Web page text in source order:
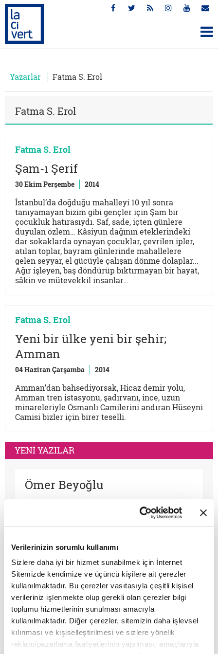
Verilerinizin sorumlu kullanımı
Sizlere daha iyi bir hizmet sunabilmek için İnternet
Sitemizde kendimize ve üçüncü kişilere ait çerezler
kullanılmaktadır. Bu çerezler vasıtasıyla çeşitli kişisel
verileriniz işlenmekte olup gerekli olan çerezler bilgi
toplumu hizmetlerinin sunulması amacıyla
kullanılmaktadır. Diğer çerezler, sitemizin daha işlevsel
kılınması ve kişiselleştirilmesi ve sizlere yönelik
reklam/pazarlama faaliyetlerinin yapılması, amaçlarıyla
Yazarlar Fatma S. Erol
Fatma S. Erol
Fatma S. Erol
Şam-ı Şerif
30 Ekim Perşembe 2014
İstanbul’da doğduğu mahalleyi 10 yıl sonra
tanıyamayan bizim gibi gençler için Şam bir
çocukluk hatırasıydı. Saf, sade, içten günlere
duyulan özlem… Kâsiyun dağının eteklerindeki
dar sokaklarda oynayan çocuklar, çevrilen ipler,
atılan toplar, bayram günlerinde mahallelere
gelen seyyar, el gücüyle çalışan dönme dolaplar...
Ağır işleyen, baş döndürüp bıktırmayan bir hayat,
sâkin ve mütevekkil insanlar…
Fatma S. Erol
Yeni bir ülke yeni bir şehir;
Amman
04 Haziran Çarşamba 2014
Amman’dan bahsediyorsak, Hicaz demir yolu,
Amman tren istasyonu, şadırvanı, ince, uzun
minareleriyle Osmanlı Camilerini andıran Hüseyni
Camisi bizler için birer teselli.
YENİ YAZILAR
Ömer Beyoğlu
Mesih düşüncesi, tarihin akışına
müdahale arzusu olarak güçlü bir
teopolitik enerji barındırsa da bu
dönüşmesi toplumsal bir çürümeyi ve
tehlikeli bir apokaliptizmi tetikler.
Dünyayı bir bekleme odasına çeviren
her tasavvur, şimdiyi ve insan iradesini
değersizleştirir.
Mustafa B. Bozkurt
Osmanlı makamları 1500’lerin başından
1700’lere kadar muhtelif kıyametçi
hareketlerle karşılaşmış, bunları her
zamanki pragmatik tavrı ile çözmeyi
başarmıştır. Bu devrin, özellikle 1590 ve
sonrasının bir siyasi kriz devri olması
tesadüf değildir. Siyasi krizler kıyametçi
Murat Zelan